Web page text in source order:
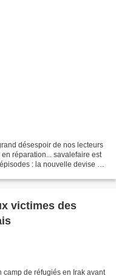
désespoir de nos lecteurs
réparation... savalefaire est
: la nouvelle devise de
victimes des
de réfugiés en Irak avant